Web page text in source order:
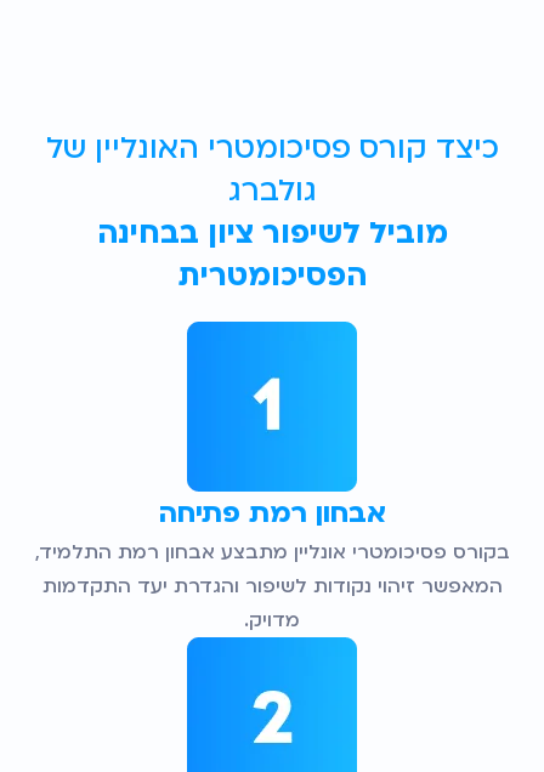
כיצד קורס פסיכומטרי האונליין של
גולברג
מוביל לשיפור ציון בבחינה
הפסיכומטרית
אבחון רמת פתיחה
בקורס פסיכומטרי אונליין מתבצע אבחון רמת התלמיד,
המאפשר זיהוי נקודות לשיפור והגדרת יעד התקדמות
מדויק.